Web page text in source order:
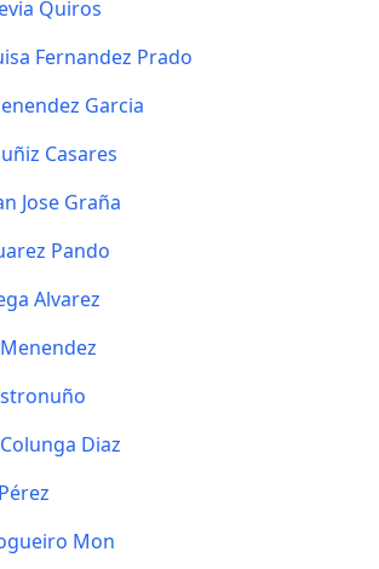
Quiros
Fernandez Prado
Garcia
Casares
Jose Graña
Pando
Alvarez
Diaz
Mon